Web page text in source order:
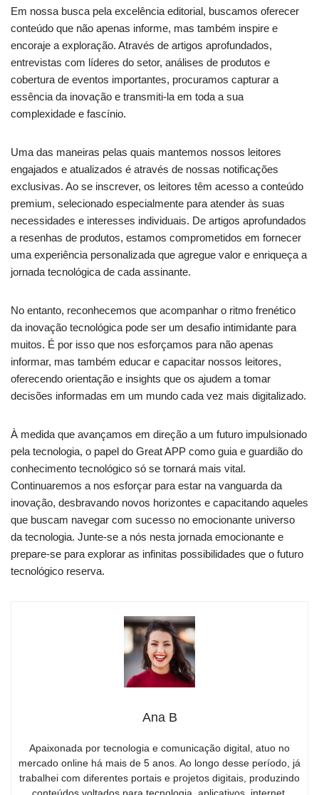
Em nossa busca pela excelência editorial, buscamos oferecer
conteúdo que não apenas informe, mas também inspire e
encoraje a exploração. Através de artigos aprofundados,
entrevistas com líderes do setor, análises de produtos e
cobertura de eventos importantes, procuramos capturar a
essência da inovação e transmiti-la em toda a sua
complexidade e fascínio.
Uma das maneiras pelas quais mantemos nossos leitores
engajados e atualizados é através de nossas notificações
exclusivas. Ao se inscrever, os leitores têm acesso a conteúdo
premium, selecionado especialmente para atender às suas
necessidades e interesses individuais. De artigos aprofundados
a resenhas de produtos, estamos comprometidos em fornecer
uma experiência personalizada que agregue valor e enriqueça a
jornada tecnológica de cada assinante.
No entanto, reconhecemos que acompanhar o ritmo frenético
da inovação tecnológica pode ser um desafio intimidante para
muitos. É por isso que nos esforçamos para não apenas
informar, mas também educar e capacitar nossos leitores,
oferecendo orientação e insights que os ajudem a tomar
decisões informadas em um mundo cada vez mais digitalizado.
À medida que avançamos em direção a um futuro impulsionado
pela tecnologia, o papel do Great APP como guia e guardião do
conhecimento tecnológico só se tornará mais vital.
Continuaremos a nos esforçar para estar na vanguarda da
inovação, desbravando novos horizontes e capacitando aqueles
que buscam navegar com sucesso no emocionante universo
da tecnologia. Junte-se a nós nesta jornada emocionante e
prepare-se para explorar as infinitas possibilidades que o futuro
tecnológico reserva.
Ana B
Apaixonada por tecnologia e comunicação digital, atuo no
mercado online há mais de 5 anos. Ao longo desse período, já
trabalhei com diferentes portais e projetos digitais, produzindo